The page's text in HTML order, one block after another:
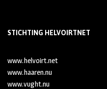
STICHTING HELVOIRTNET
www.helvoirt.net
www.haaren.nu
www.vught.nu